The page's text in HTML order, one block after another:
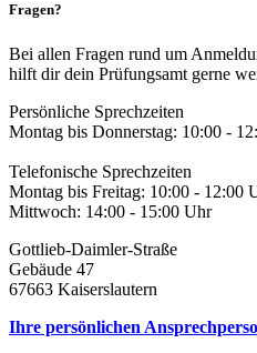
Fragen?
Bei allen Fragen rund um
hilft dir dein Prüfungsamt gerne
Persönliche Sprechzeiten
Montag bis Donnerstag: 10:00 -
Telefonische Sprechzeiten
Montag bis Freitag: 10:00 - 12:00
Mittwoch: 14:00 - 15:00 Uhr
Gottlieb-Daimler-Straße
Gebäude 47
67663 Kaiserslautern
Ihre persönlichen